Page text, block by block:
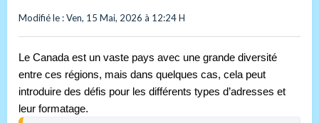
Modifié le : Ven, 15 Mai, 2026 à 12:24 H
Le Canada est un vaste pays avec une grande diversité
entre ces régions, mais dans quelques cas, cela peut
introduire des défis pour les différents types d’adresses et
leur formatage.